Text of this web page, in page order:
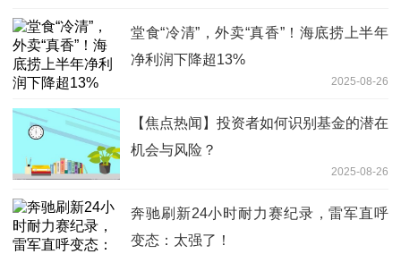
堂食“冷清”，外卖“真香”！海底捞上半年
净利润下降超13%
2025-08-26
【焦点热闻】投资者如何识别基金的潜在
机会与风险？
2025-08-26
奔驰刷新24小时耐力赛纪录，雷军直呼
变态：太强了！